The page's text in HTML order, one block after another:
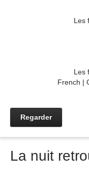
Les
Les
French |
Regarder
La nuit